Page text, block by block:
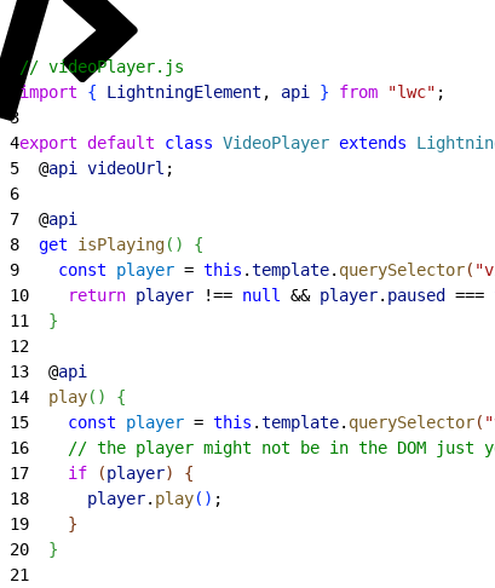
// videoPlayer.js
import { LightningElement , api } from "lwc" ;
3
4export default class VideoPlayer extends
5
  @
api videoUrl ;
6
7
  @
api
8
  get
isPlaying( )
{
9
    const
player = this .template. querySelector(
10
    return
player !== null && player. paused ===
11
}
12
13
  @
api
14
  play
( )
{
15
    const
player = this .template. querySelector(
16
// the player might not be in the DOM just
17
    if
(player)
{
18
      player
. play( ) ;
19
}
20
}
21